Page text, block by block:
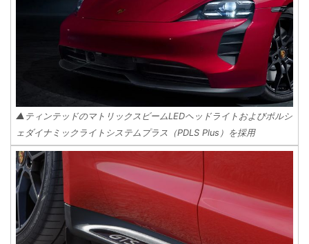
▲ティンテッドのマトリックスビームLEDヘッドライトおよびポルシ
ェダイナミックライトシステムプラス（PDLS Plus）を採用